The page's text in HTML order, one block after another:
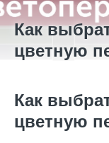
Как
цветную
Как
цветную